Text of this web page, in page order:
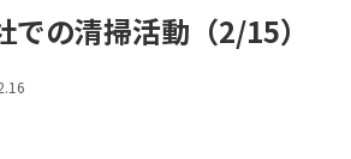
での清掃活動（2/15）